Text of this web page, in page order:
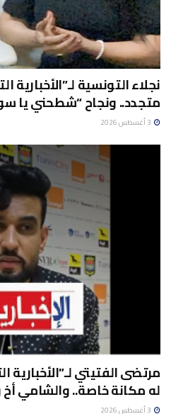
نجلاء التونسية لـ”الأخبارية
متجدد.. ونجاح “شطحني يا
مرتضى الفتيتي لـ”الأخبارية
له مكانة خاصة.. والشامي أخ